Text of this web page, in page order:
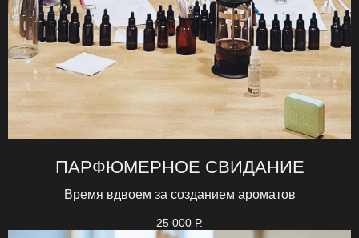
ПАРФЮМЕРНОЕ СВИДАНИЕ
Время вдвоем за созданием ароматов
25 000 Р.